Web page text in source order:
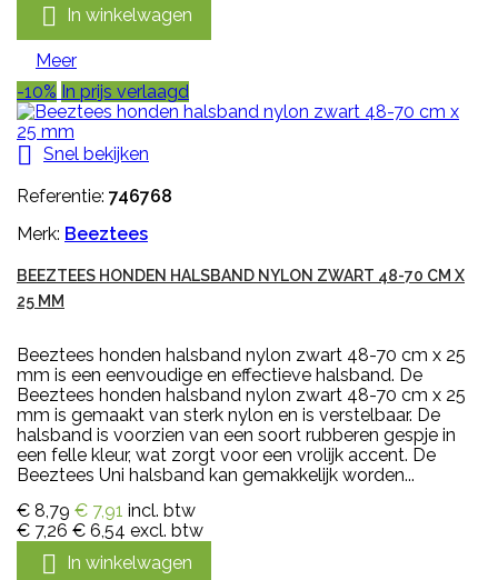
 In winkelwagen
Meer
-10% In prijs verlaagd
 Snel bekijken
Referentie: 746768
Merk: Beeztees
BEEZTEES HONDEN HALSBAND NYLON ZWART 48-70 CM X
25 MM
Beeztees honden halsband nylon zwart 48-70 cm x 25
mm is een eenvoudige en effectieve halsband. De
Beeztees honden halsband nylon zwart 48-70 cm x 25
mm is gemaakt van sterk nylon en is verstelbaar. De
halsband is voorzien van een soort rubberen gespje in
een felle kleur, wat zorgt voor een vrolijk accent. De
Beeztees Uni halsband kan gemakkelijk worden...
€ 8,79 € 7,91 incl. btw
€ 7,26 € 6,54 excl. btw
 In winkelwagen